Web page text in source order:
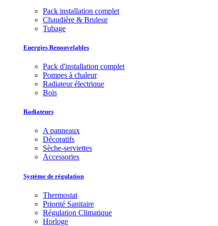
Pack installation complet
Chaudière & Bruleur
Tubage
Energies Renouvelables
Pack d'installation complet
Pompes à chaleur
Radiateur électrique
Bois
Radiateurs
A panneaux
Décoratifs
Sèche-serviettes
Accessories
Système de régulation
Thermostat
Priorité Sanitaire
Régulation Climatique
Horloge